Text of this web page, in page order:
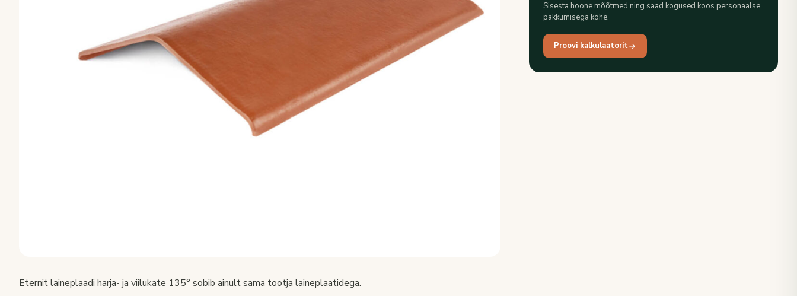
Eternit laineplaadi harja- ja viilukate 135° sobib ainult sama tootja laineplaatidega.
Sisesta hoone mõõtmed ning saad kogused koos personaalse
pakkumisega kohe.
Proovi kalkulaatorit